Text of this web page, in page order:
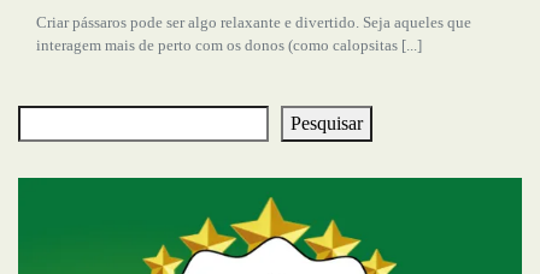
Criar pássaros pode ser algo relaxante e divertido. Seja aqueles que
interagem mais de perto com os donos (como calopsitas [...]
Pesquisar